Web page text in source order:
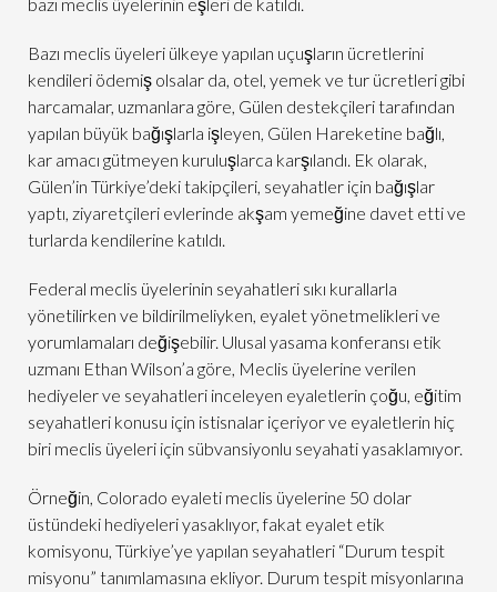
Bazı meclis üyeleri ülkeye yapılan uçuşların ücretlerini
kendileri ödemiş olsalar da, otel, yemek ve tur ücretleri gibi
harcamalar, uzmanlara göre, Gülen destekçileri tarafından
yapılan büyük bağışlarla işleyen, Gülen Hareketine bağlı,
kar amacı gütmeyen kuruluşlarca karşılandı. Ek olarak,
Gülen’in Türkiye’deki takipçileri, seyahatler için bağışlar
yaptı, ziyaretçileri evlerinde akşam yemeğine davet etti ve
turlarda kendilerine katıldı.
Federal meclis üyelerinin seyahatleri sıkı kurallarla
yönetilirken ve bildirilmeliyken, eyalet yönetmelikleri ve
yorumlamaları değişebilir. Ulusal yasama konferansı etik
uzmanı Ethan Wilson’a göre, Meclis üyelerine verilen
hediyeler ve seyahatleri inceleyen eyaletlerin çoğu, eğitim
seyahatleri konusu için istisnalar içeriyor ve eyaletlerin hiç
biri meclis üyeleri için sübvansiyonlu seyahati yasaklamıyor.
Örneğin, Colorado eyaleti meclis üyelerine 50 dolar
üstündeki hediyeleri yasaklıyor, fakat eyalet etik
komisyonu, Türkiye’ye yapılan seyahatleri “Durum tespit
misyonu” tanımlamasına ekliyor. Durum tespit misyonlarına